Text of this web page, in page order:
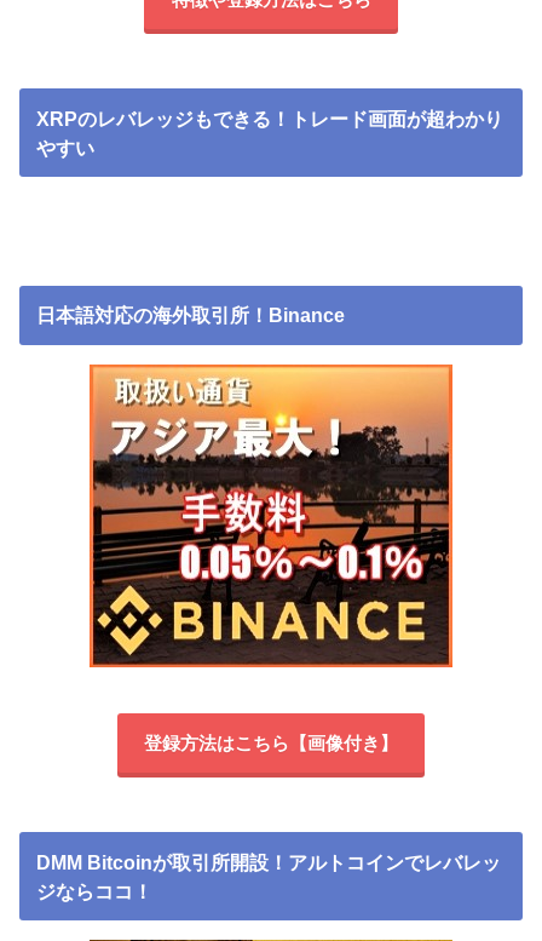
XRPのレバレッジもできる！トレード画面が超わかり
やすい
日本語対応の海外取引所！Binance
登録方法はこちら【画像付き】
DMM Bitcoinが取引所開設！アルトコインでレバレッ
ジならココ！